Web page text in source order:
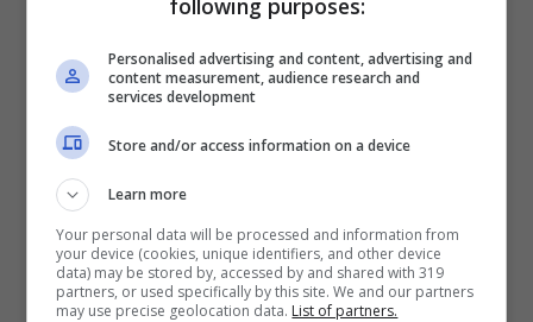
following purposes:
Personalised advertising and content, advertising and
content measurement, audience research and
services development
Store and/or access information on a device
Learn more
Your personal data will be processed and information from
your device (cookies, unique identifiers, and other device
data) may be stored by, accessed by and shared with 319
partners, or used specifically by this site. We and our partners
may use precise geolocation data. List of partners.